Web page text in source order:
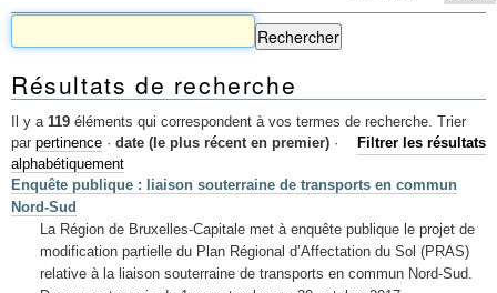
Règles du jeu
Permis d'urbanisme
Cartographie
Etudes et publications
Mots-clés
Renseignements urbanistiques
Résultats de recherche
Il y a 119 éléments qui correspondent à vos termes de recherche.
Filtrer les résultats
Trier
par pertinence · date (le plus récent en premier) ·
alphabétiquement
Enquête publique : liaison souterraine de transports en commun
Nord-Sud
La Région de Bruxelles-Capitale met à enquête publique le projet de
modification partielle du Plan Régional d’Affectation du Sol (PRAS)
relative à la liaison souterraine de transports en commun Nord-Sud.